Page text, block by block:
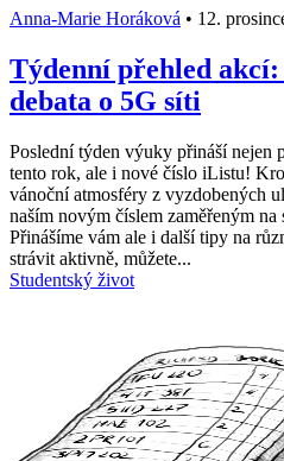
Anna-Marie Horáková • 12.
Týdenní přehled
debata o 5G síti
Poslední týden výuky přináší nejen
tento rok, ale i nové číslo iListu!
vánoční atmosféry z vyzdobených
naším novým číslem zaměřeným
Přinášíme vám ale i další tipy na
strávit aktivně, můžete...
Studentský život